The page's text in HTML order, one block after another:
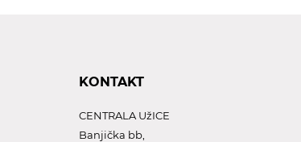
KONTAKT
CENTRALA UžICE
Banjička bb,